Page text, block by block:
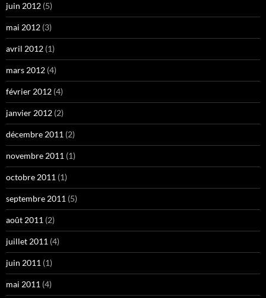
juin 2012 (5)
mai 2012 (3)
avril 2012 (1)
mars 2012 (4)
février 2012 (4)
janvier 2012 (2)
décembre 2011 (2)
novembre 2011 (1)
octobre 2011 (1)
septembre 2011 (5)
août 2011 (2)
juillet 2011 (4)
juin 2011 (1)
mai 2011 (4)